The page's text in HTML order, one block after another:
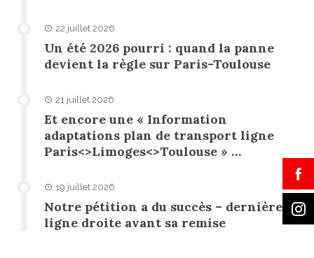
22 juillet 2026
Un été 2026 pourri : quand la panne
devient la règle sur Paris-Toulouse
21 juillet 2026
Et encore une « Information
adaptations plan de transport ligne
Paris<>Limoges<>Toulouse » …
19 juillet 2026
Notre pétition a du succès – dernière
ligne droite avant sa remise